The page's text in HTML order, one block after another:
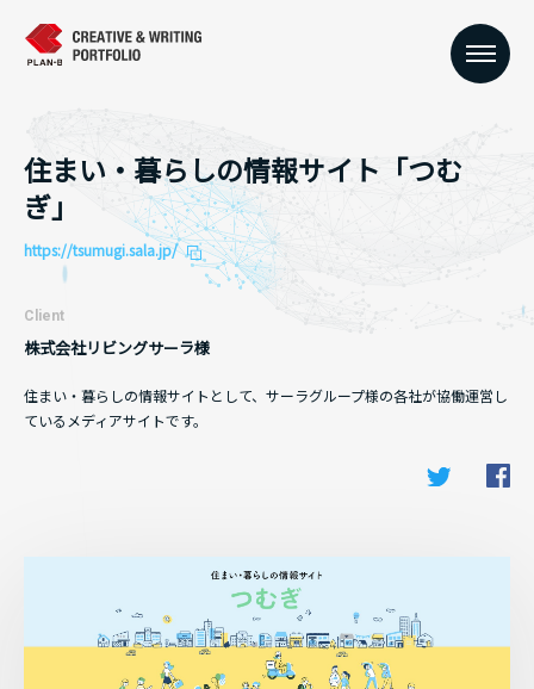
住まい・暮らしの情報サイト「つむ
ぎ」
https://tsumugi.sala.jp/
Client
株式会社リビングサーラ様
住まい・暮らしの情報サイトとして、サーラグループ様の各社が協働運営し
ているメディアサイトです。
Twitter